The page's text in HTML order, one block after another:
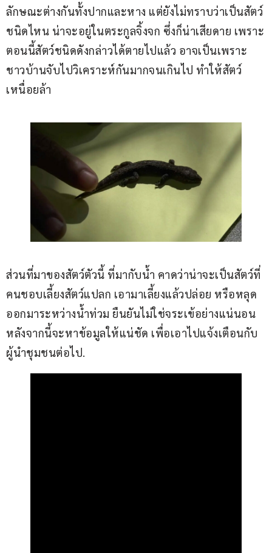
ลักษณะต่างกันทั้งปากและหาง แต่ยังไม่ทราบว่าเป็นสัตว์
ชนิดไหน น่าจะอยู่ในตระกูลจิ้งจก ซึ่งก็น่าเสียดาย เพราะ
ตอนนี้สัตว์ชนิดดังกล่าวได้ตายไปแล้ว อาจเป็นเพราะ
ชาวบ้านจับไปวิเคราะห์กันมากจนเกินไป ทำให้สัตว์
เหนื่อยล้า
ส่วนที่มาของสัตว์ตัวนี้ ที่มากับน้ำ คาดว่าน่าจะเป็นสัตว์ที่
คนชอบเลี้ยงสัตว์แปลก เอามาเลี้ยงแล้วปล่อย หรือหลุด
ออกมาระหว่างน้ำท่วม ยืนยันไม่ใช่จระเข้อย่างแน่นอน
หลังจากนี้จะหาข้อมูลให้แน่ชัด เพื่อเอาไปแจ้งเตือนกับ
ผู้นำชุมชนต่อไป.